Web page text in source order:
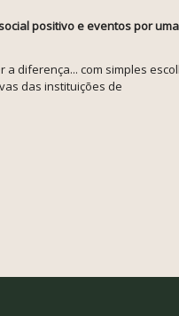
positivo e eventos por uma
diferença... com simples
das instituições de